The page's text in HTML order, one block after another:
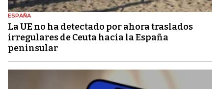
ESPAÑA
La UE no ha detectado por ahora traslados
irregulares de Ceuta hacia la España
peninsular